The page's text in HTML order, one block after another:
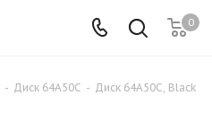
0
- Диск 64A50C - Диск 64A50C, Black